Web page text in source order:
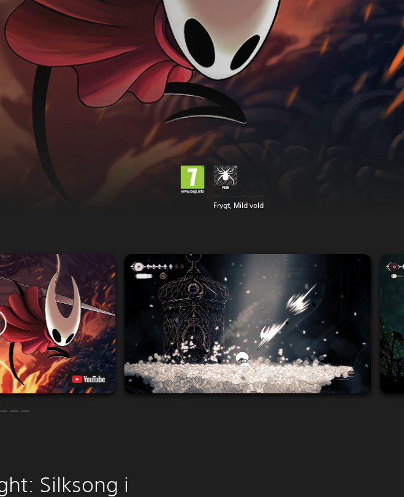
Frygt, Mild vold
Silksong i